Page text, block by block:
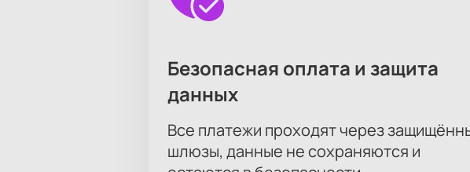
Безопасная оплата и защита
данных
Все платежи проходят через
шлюзы, данные не сохраняются и